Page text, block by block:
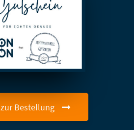
Bestellung